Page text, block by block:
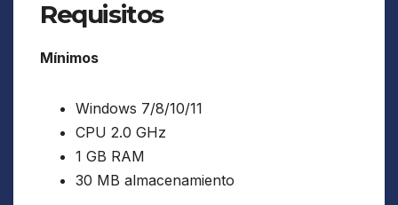
Requisitos
Mínimos
Windows 7/8/10/11
CPU 2.0 GHz
1 GB RAM
30 MB almacenamiento